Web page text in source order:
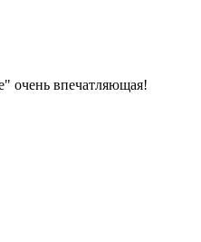
очень впечатляющая!